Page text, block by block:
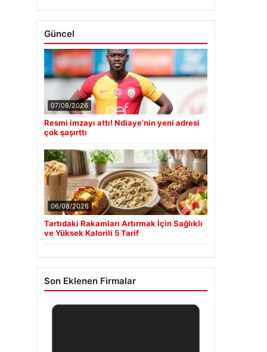
Güncel
07/08/2026
Resmi imzayı attı! Ndiaye’nin yeni adresi
çok şaşırttı
06/08/2026
Tartıdaki Rakamları Artırmak İçin Sağlıklı
ve Yüksek Kalorili 5 Tarif
Son Eklenen Firmalar